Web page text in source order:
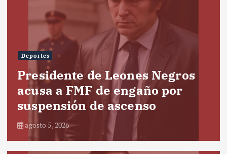
Deportes
Presidente de Leones Negros
acusa a FMF de engaño por
suspensión de ascenso
agosto 5, 2026